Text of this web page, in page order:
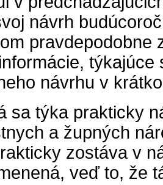
návrh
pravdepodobne
týkajúce
návrhu v
sa týka prakticky
a župných
zostáva v
veď to, že